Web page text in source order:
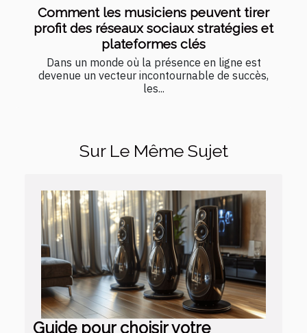
Comment les musiciens peuvent tirer
profit des réseaux sociaux stratégies et
plateformes clés
Dans un monde où la présence en ligne est
devenue un vecteur incontournable de succès,
les...
Sur Le Même Sujet
Guide pour choisir votre